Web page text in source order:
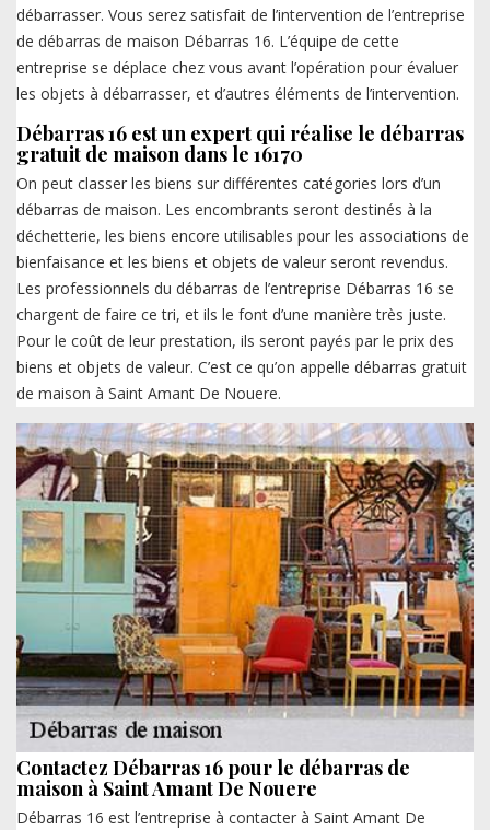
débarrasser. Vous serez satisfait de l’intervention de l’entreprise
de débarras de maison Débarras 16. L’équipe de cette
entreprise se déplace chez vous avant l’opération pour évaluer
les objets à débarrasser, et d’autres éléments de l’intervention.
Débarras 16 est un expert qui réalise le débarras
gratuit de maison dans le 16170
On peut classer les biens sur différentes catégories lors d’un
débarras de maison. Les encombrants seront destinés à la
déchetterie, les biens encore utilisables pour les associations de
bienfaisance et les biens et objets de valeur seront revendus.
Les professionnels du débarras de l’entreprise Débarras 16 se
chargent de faire ce tri, et ils le font d’une manière très juste.
Pour le coût de leur prestation, ils seront payés par le prix des
biens et objets de valeur. C’est ce qu’on appelle débarras gratuit
de maison à Saint Amant De Nouere.
Contactez Débarras 16 pour le débarras de
maison à Saint Amant De Nouere
Débarras 16 est l’entreprise à contacter à Saint Amant De